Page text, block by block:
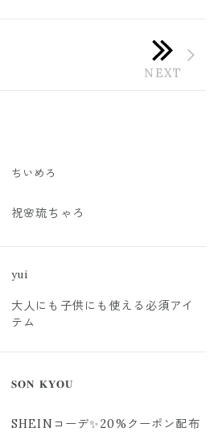
ちいめろ
祝🌸琉ちゃろ
yui
大人にも子供にも使える必須アイ
テム
𝐒𝐎𝐍 𝐊𝐘𝐎𝐔
SHEINコーデ✨20%クーポン配布